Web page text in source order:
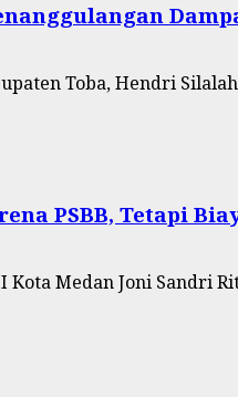
Toba, Hendri
PSBB, Tetapi
Medan Joni Sandri